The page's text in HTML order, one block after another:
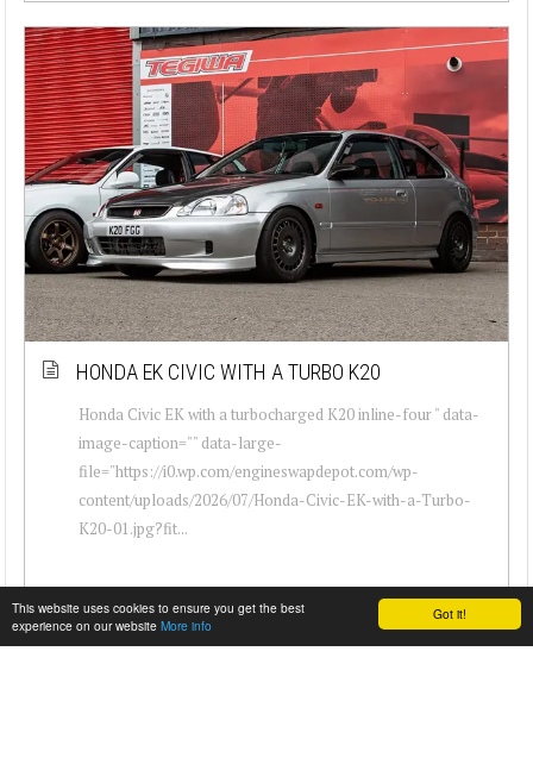
Got it!
This website uses cookies to ensure you get the best
experience on our website More info
HONDA EK CIVIC WITH A TURBO K20
Honda Civic EK with a turbocharged K20 inline-four " data-
image-caption="" data-large-
file="https://i0.wp.com/engineswapdepot.com/wp-
content/uploads/2026/07/Honda-Civic-EK-with-a-Turbo-
K20-01.jpg?fit...